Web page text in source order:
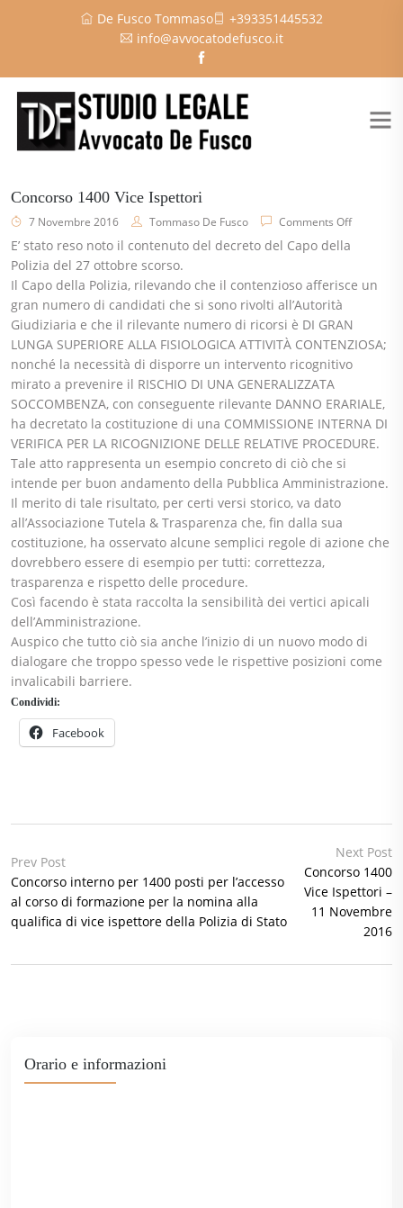
De Fusco Tommaso
+393351445532
info@avvocatodefusco.it
Concorso 1400 Vice Ispettori
7 Novembre 2016 Tommaso De Fusco Comments Off
E’ stato reso noto il contenuto del decreto del Capo della
Polizia del 27 ottobre scorso.
Il Capo della Polizia, rilevando che il contenzioso afferisce un
gran numero di candidati che si sono rivolti all’Autorità
Giudiziaria e che il rilevante numero di ricorsi è DI GRAN
LUNGA SUPERIORE ALLA FISIOLOGICA ATTIVITÀ CONTENZIOSA;
nonché la necessità di disporre un intervento ricognitivo
mirato a prevenire il RISCHIO DI UNA GENERALIZZATA
SOCCOMBENZA, con conseguente rilevante DANNO ERARIALE,
ha decretato la costituzione di una COMMISSIONE INTERNA DI
VERIFICA PER LA RICOGNIZIONE DELLE RELATIVE PROCEDURE.
Tale atto rappresenta un esempio concreto di ciò che si
intende per buon andamento della Pubblica Amministrazione.
Il merito di tale risultato, per certi versi storico, va dato
all’Associazione Tutela & Trasparenza che, fin dalla sua
costituzione, ha osservato alcune semplici regole di azione che
dovrebbero essere di esempio per tutti: correttezza,
trasparenza e rispetto delle procedure.
Così facendo è stata raccolta la sensibilità dei vertici apicali
dell’Amministrazione.
Auspico che tutto ciò sia anche l’inizio di un nuovo modo di
dialogare che troppo spesso vede le rispettive posizioni come
invalicabili barriere.
Condividi:
Facebook
Prev Post
Concorso interno per 1400 posti per l’accesso
al corso di formazione per la nomina alla
qualifica di vice ispettore della Polizia di Stato
Next Post
Concorso 1400
Vice Ispettori –
11 Novembre
2016
Orario e informazioni